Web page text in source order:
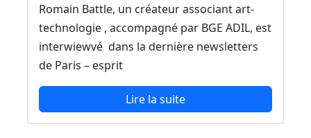
Romain Battle, un créateur associant art-
technologie , accompagné par BGE ADIL, est
interwiewvé dans la dernière newsletters
de Paris – esprit
Lire la suite